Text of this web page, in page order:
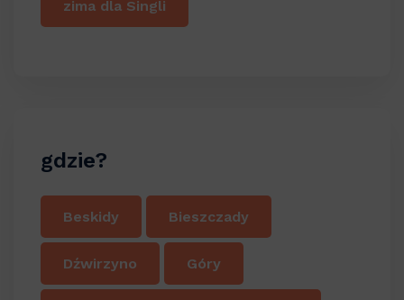
zima dla Singli
gdzie?
Beskidy Bieszczady
Dźwirzyno Góry